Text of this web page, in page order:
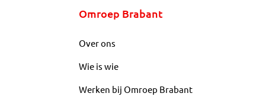
Omroep Brabant
Over ons
Wie is wie
Werken bij Omroep Brabant